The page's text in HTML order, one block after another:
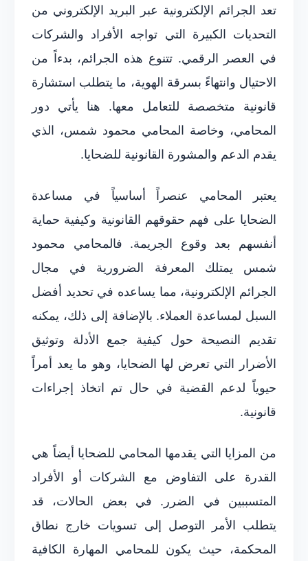
تعد الجرائم الإلكترونية عبر البريد الإلكتروني من
التحديات الكبيرة التي تواجه الأفراد والشركات
في العصر الرقمي. تتنوع هذه الجرائم، بدءاً من
الاحتيال وانتهاءً بسرقة الهوية، ما يتطلب استشارة
قانونية متخصصة للتعامل معها. هنا يأتي دور
المحامي، وخاصة المحامي محمود شمس، الذي
يقدم الدعم والمشورة القانونية للضحايا.
يعتبر المحامي عنصراً أساسياً في مساعدة
الضحايا على فهم حقوقهم القانونية وكيفية حماية
أنفسهم بعد وقوع الجريمة. فالمحامي محمود
شمس يمتلك المعرفة الضرورية في مجال
الجرائم الإلكترونية، مما يساعده في تحديد أفضل
السبل لمساعدة العملاء. بالإضافة إلى ذلك، يمكنه
تقديم النصيحة حول كيفية جمع الأدلة وتوثيق
الأضرار التي تعرض لها الضحايا، وهو ما يعد أمراً
حيوياً لدعم القضية في حال تم اتخاذ إجراءات
قانونية.
من المزايا التي يقدمها المحامي للضحايا أيضاً هي
القدرة على التفاوض مع الشركات أو الأفراد
المتسببين في الضرر. في بعض الحالات، قد
يتطلب الأمر التوصل إلى تسويات خارج نطاق
المحكمة، حيث يكون للمحامي المهارة الكافية